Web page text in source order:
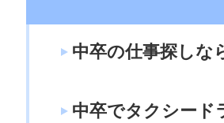
中卒の仕事探しな
中卒でタクシード